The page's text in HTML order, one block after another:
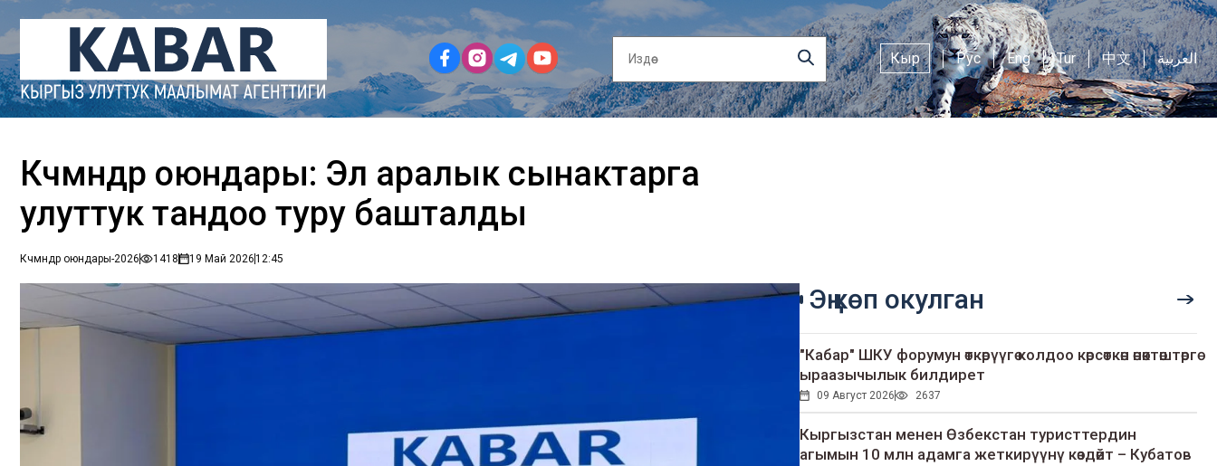
Кыр Рус Eng Tur 中文 العربية
Көчмөндөр оюндары: Эл аралык сынактарга
улуттук тандоо туру башталды
Көчмөндөр оюндары-2026 1418 19 Май 202612:45
Эң көп окулган
"Кабар" ШКУ форумун өткөрүүгө колдоо көрсөткөн өнөктөштөргө
ыраазычылык билдирет
09 Август 2026 2637
Кыргызстан менен Өзбекстан туристтердин
агымын 10 млн адамга жеткирүүнү көздөйт – Кубатов